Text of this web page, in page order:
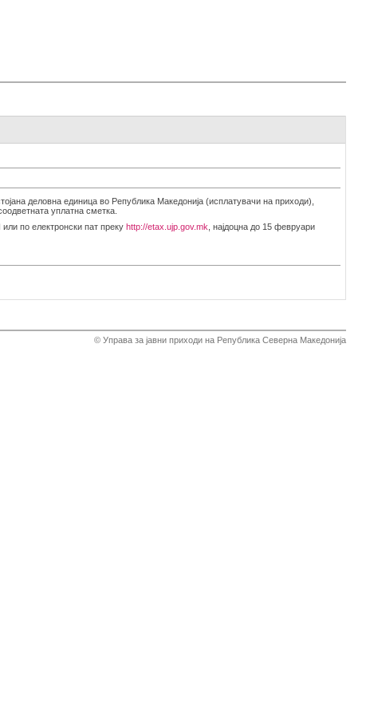
деловна единица во Република Македонија (исплатувачи на приходи),
уплатна сметка.
по електронски пат преку http://etax.ujp.gov.mk , најдоцна до 15 февруари
© Управа за јавни приходи на Република Северна Македонија